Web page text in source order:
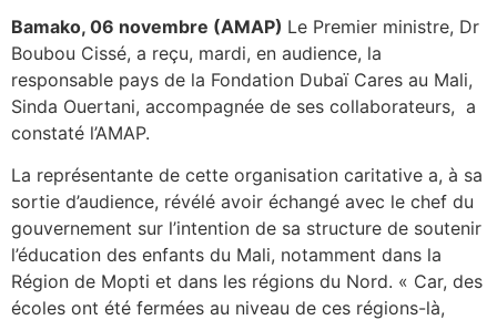
Bamako, 06 novembre (AMAP) Le Premier ministre, Dr
Boubou Cissé, a reçu, mardi, en audience, la
responsable pays de la Fondation Dubaï Cares au Mali,
Sinda Ouertani, accompagnée de ses collaborateurs, a
constaté l’AMAP.
La représentante de cette organisation caritative a, à sa
sortie d’audience, révélé avoir échangé avec le chef du
gouvernement sur l’intention de sa structure de soutenir
l’éducation des enfants du Mali, notamment dans la
Région de Mopti et dans les régions du Nord. « Car, des
écoles ont été fermées au niveau de ces régions-là,